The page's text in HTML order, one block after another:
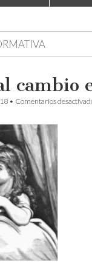
cambio
• Comentarios